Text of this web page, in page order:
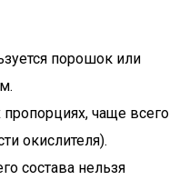
порошок или
чаще всего
окислителя).
состава нельзя